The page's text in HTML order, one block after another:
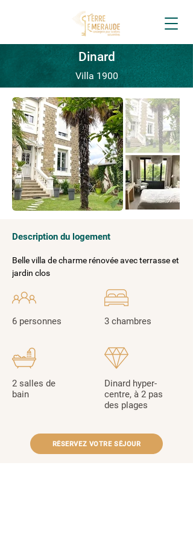
Dinard
Villa 1900
Description du logement
Belle villa de charme rénovée avec terrasse et
jardin clos
6 personnes
2 salles de
bain
3 chambres
Dinard hyper-
centre, à 2 pas
des plages
RÉSERVEZ VOTRE SÉJOUR